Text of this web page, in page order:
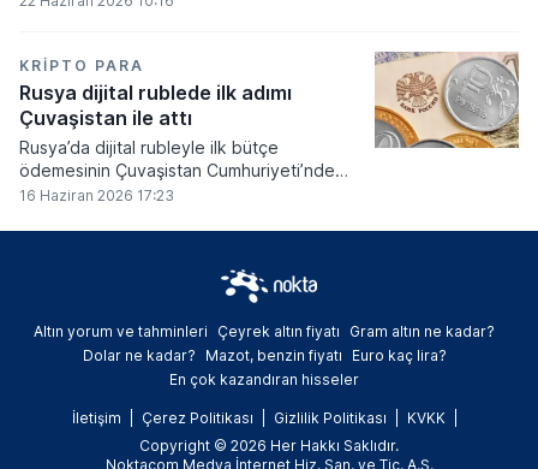
KRIPTO PARA
Rusya dijital rublede ilk adımı
Çuvaşistan ile attı
Rusya’da dijital rubleyle ilk bütçe
ödemesinin Çuvaşistan Cumhuriyeti’nde
gerçekleştirildiği bildirildi.
16 Haziran 2026 17:23
Altın yorum ve tahminleri Çeyrek altın fiyatı
Gram altın ne kadar?
Dolar ne kadar?
Mazot, benzin fiyatı
Euro kaç lira?
En çok kazandıran hisseler
İletişim Çerez Politikası Gizlilik Politikası
KVKK
Copyright © 2026 Her Hakkı Saklıdır.
Noktacom Medya İnternet Hiz. San. ve Tic. A.Ş.